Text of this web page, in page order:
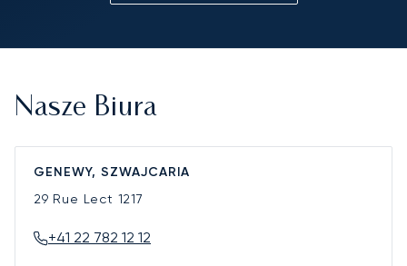
Nasze Biura
GENEWY, SZWAJCARIA
29 Rue Lect 1217
+41 22 782 12 12